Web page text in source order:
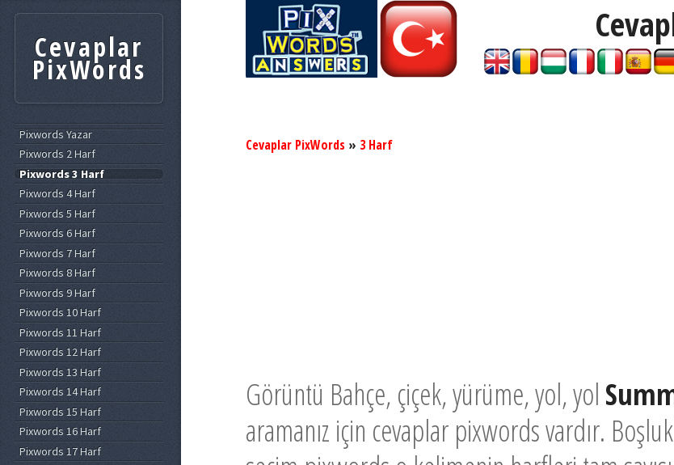
Cevaplar PixWords » 3 Harf
Görüntü Bahçe, çiçek, yürüme, yol, yol
aramanız için cevaplar pixwords vardır.
Cevaplar
PixWords
Pixwords Yazar
Pixwords 2 Harf
Pixwords 3 Harf
Pixwords 4 Harf
Pixwords 5 Harf
Pixwords 6 Harf
Pixwords 7 Harf
Pixwords 8 Harf
Pixwords 9 Harf
Pixwords 10 Harf
Pixwords 11 Harf
Pixwords 12 Harf
Pixwords 13 Harf
Pixwords 14 Harf
Pixwords 15 Harf
Pixwords 16 Harf
Pixwords 17 Harf